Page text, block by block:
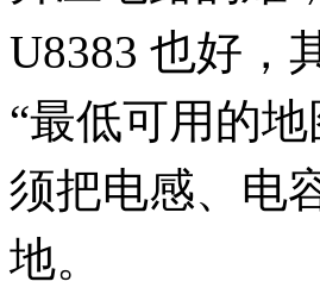
U8383 也好，
“最低可用的
须把电感、电
地。